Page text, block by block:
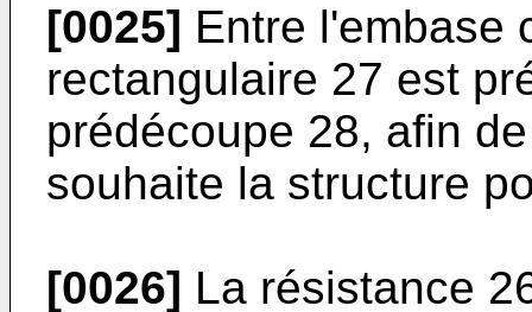
[0025] Entre l'embase
rectangulaire 27 est
prédécoupe 28, afin
souhaite la structure
[0026] La résistance